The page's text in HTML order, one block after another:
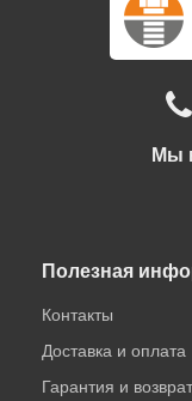
Мы
Полезная
Контакты
Доставка и оплата
Гарантия и возврат